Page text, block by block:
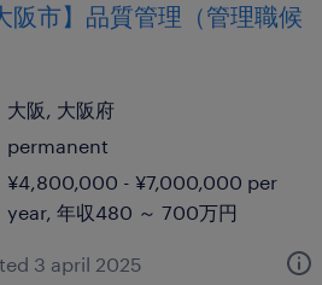
阪市】品質管理（管理職候
大阪, 大阪府
permanent
¥4,800,000 - ¥7,000,000 per
year, 年収480 ～ 700万円
3 april 2025